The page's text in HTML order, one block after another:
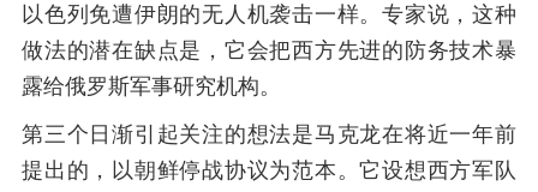
以色列免遭伊朗的无人机袭击一样。专家说，这种
做法的潜在缺点是，它会把西方先进的防务技术暴
露给俄罗斯军事研究机构。
第三个日渐引起关注的想法是马克龙在将近一年前
提出的，以朝鲜停战协议为范本。它设想西方军队